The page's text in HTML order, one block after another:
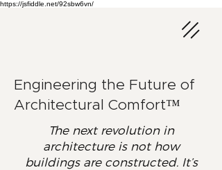
https://jsfiddle.net/92sbw6vn/
Engineering the Future of
Architectural Comfort™
The next revolution in
architecture is not how
buildings are constructed. It’s